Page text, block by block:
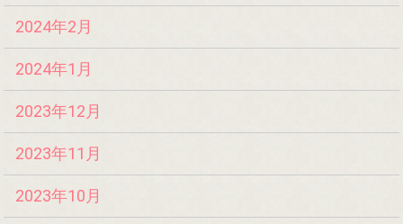
2024年2月
2024年1月
2023年12月
2023年11月
2023年10月